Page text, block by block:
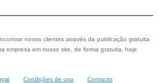
novos clientes através da publicação gratuita
empresa em nosso site, de forma gratuita, hoje
Condições de uso Contacto